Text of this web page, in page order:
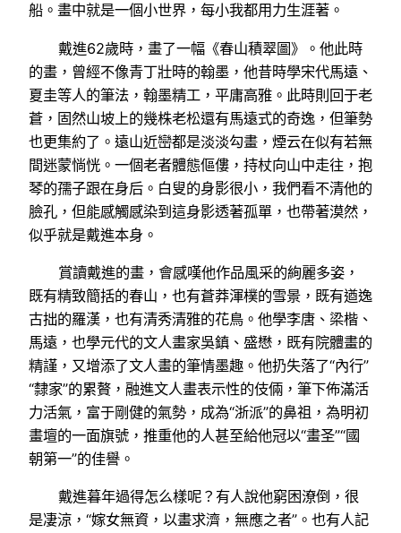
船。畫中就是一個小世界，每小我都用力生涯著。
戴進62歲時，畫了一幅《春山積翠圖》。他此時
的畫，曾經不像青丁壯時的翰墨，他昔時學宋代馬遠、
夏圭等人的筆法，翰墨精工，平庸高雅。此時則回于老
蒼，固然山坡上的幾株老松還有馬遠式的奇逸，但筆勢
也更集約了。遠山近巒都是淡淡勾畫，煙云在似有若無
間迷蒙惝恍。一個老者體態傴僂，持杖向山中走往，抱
琴的孺子跟在身后。白叟的身影很小，我們看不清他的
臉孔，但能感觸感染到這身影透著孤單，也帶著漠然，
似乎就是戴進本身。
賞讀戴進的畫，會感嘆他作品風采的絢麗多姿，
既有精致簡括的春山，也有蒼莽渾樸的雪景，既有遒逸
古拙的羅漢，也有清秀清雅的花鳥。他學李唐、梁楷、
馬遠，也學元代的文人畫家吳鎮、盛懋，既有院體畫的
精謹，又增添了文人畫的筆情墨趣。他扔失落了“內行”
“隸家”的累贅，融進文人畫表示性的伎倆，筆下佈滿活
力活氣，富于剛健的氣勢，成為“浙派”的鼻祖，為明初
畫壇的一面旗號，推重他的人甚至給他冠以“畫圣”“國
朝第一”的佳譽。
戴進暮年過得怎么樣呢？有人說他窮困潦倒，很
是凄涼，“嫁女無資，以畫求濟，無應之者”。也有人記